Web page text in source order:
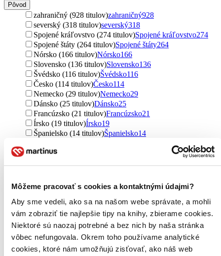
Môžeme pracovať s cookies a kontaktnými údajmi?
Aby sme vedeli, ako sa na našom webe správate, a mohli
vám zobraziť tie najlepšie tipy na knihy, zbierame cookies.
Niektoré sú naozaj potrebné a bez nich by naša stránka
vôbec nefungovala. Okrem toho používame analytické
cookies, ktoré nám umožňujú zisťovať, ako náš web
Pôvod
zahraničný (928 titulov)zahraničný928
severský (318 titulov)severský318
Spojené kráľovstvo (274 titulov)Spojené kráľovstvo274
Spojené štáty (264 titulov)Spojené štáty264
Nórsko (166 titulov)Nórsko166
Slovensko (136 titulov)Slovensko136
Švédsko (116 titulov)Švédsko116
Česko (114 titulov)Česko114
Nemecko (29 titulov)Nemecko29
Dánsko (25 titulov)Dánsko25
Francúzsko (21 titulov)Francúzsko21
Írsko (19 titulov)Írsko19
Španielsko (14 titulov)Španielsko14
Brazília (9 titulov)
Rusko (6 titulov)
Rusko
Poľsko (4 tituly)
Fínsko (3 tituly) Fínsko 3
Kanada (2 tituly)Kanada2
Portoriko (2 tituly)
Portoriko
Útvar